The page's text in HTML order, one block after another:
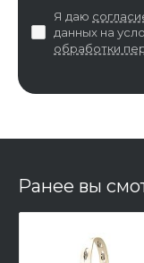
Я даю
данных на
обработки
Ранее вы